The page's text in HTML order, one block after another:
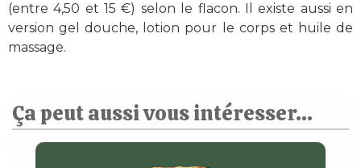
(entre 4,50 et 15 €) selon le flacon. Il existe aussi en
version gel douche, lotion pour le corps et huile de
massage.
Ça peut aussi vous intéresser...